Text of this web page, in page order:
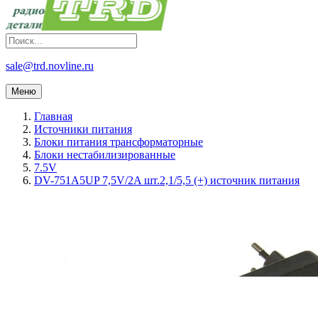
sale@trd.novline.ru
Меню
Главная
Источники питания
Блоки питания трансформаторные
Блоки нестабилизированные
7.5V
DV-751A5UP 7,5V/2A шт.2,1/5,5 (+) источник питания